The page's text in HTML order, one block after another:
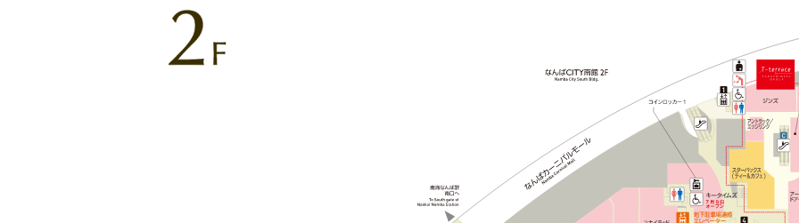
キータイムズ
POTR
ビームス ゴルフ